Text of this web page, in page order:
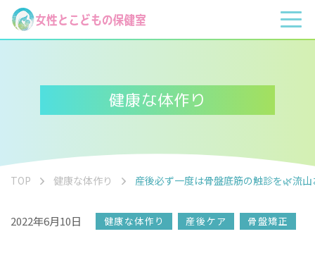
健康な体作り
TOP 健康な体作り 産後必ず一度は骨盤底筋の触診を🌿流
2022年6月10日 健康な体作り 産後ケア 骨盤矯正